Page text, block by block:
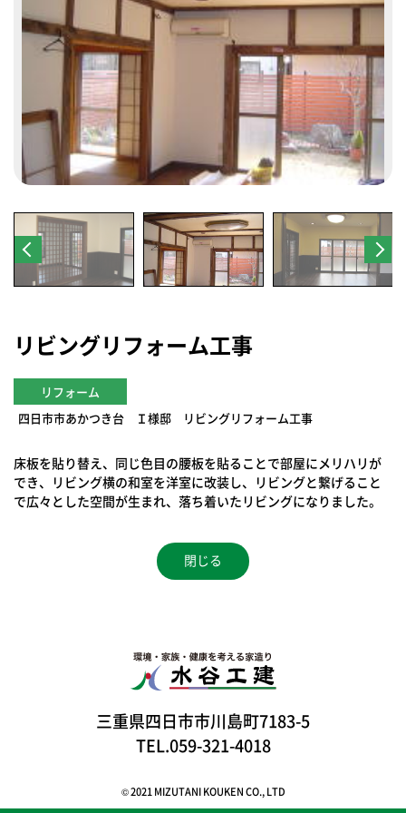
リビングリフォーム工事
リフォーム
四日市市あかつき台 Ｉ様邸 リビングリフォーム工事
床板を貼り替え、同じ色目の腰板を貼ることで部屋にメリハリが
でき、リビング横の和室を洋室に改装し、リビングと繋げること
で広々とした空間が生まれ、落ち着いたリビングになりました。
閉じる
三重県四日市市川島町7183-5
TEL.059-321-4018
© 2021 MIZUTANI KOUKEN CO., LTD